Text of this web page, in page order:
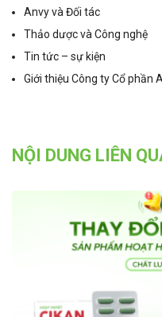
Anvy và Đối tác
Thảo dược và Công nghệ
Tin tức – sự kiện
Giới thiệu Công ty Cổ phần
NỘI DUNG LIÊN